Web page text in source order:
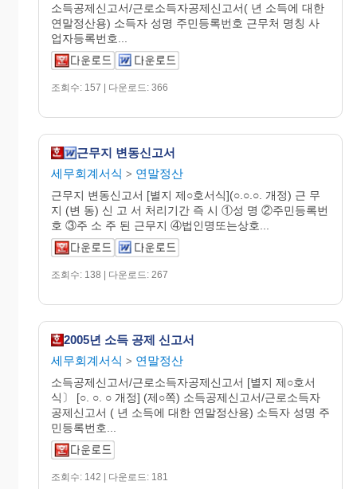
소득공제신고서/근로소득자공제신고서( 년 소득에 대한
연말정산용) 소득자 성명 주민등록번호 근무처 명칭 사
업자등록번호...
조회수: 157 | 다운로드: 366
근무지 변동신고서
세무회계서식 > 연말정산
근무지 변동신고서 [별지 제○호서식](○.○.○. 개정) 근 무
지 (변 동) 신 고 서 처리기간 즉 시 ①성 명 ②주민등록번
호 ③주 소 주 된 근무지 ④법인명또는상호...
조회수: 138 | 다운로드: 267
2005년 소득 공제 신고서
세무회계서식 > 연말정산
소득공제신고서/근로소득자공제신고서 [별지 제○호서
식〕 [○. ○. ○ 개정] (제○쪽) 소득공제신고서/근로소득자
공제신고서 ( 년 소득에 대한 연말정산용) 소득자 성명 주
민등록번호...
조회수: 142 | 다운로드: 181